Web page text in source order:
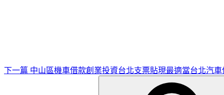
下一篇 中山區機車借款創業投資台北支票貼現最適當台北汽車